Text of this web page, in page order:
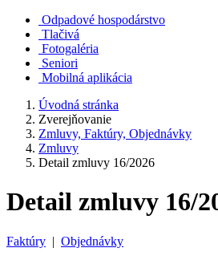
Odpadové hospodárstvo
Tlačivá
Fotogaléria
Seniori
Mobilná aplikácia
Úvodná stránka
Zverejňovanie
Zmluvy, Faktúry, Objednávky
Zmluvy
Detail zmluvy 16/2026
Detail zmluvy 16/
Faktúry | Objednávky